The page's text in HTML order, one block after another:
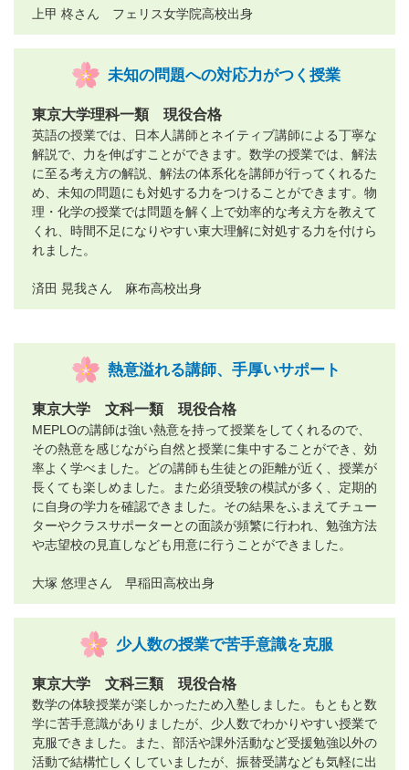
上甲 柊さん フェリス女学院高校出身
未知の問題への対応力がつく授業
東京大学理科一類 現役合格
英語の授業では、日本人講師とネイティブ講師による丁寧な
解説で、力を伸ばすことができます。数学の授業では、解法
に至る考え方の解説、解法の体系化を講師が行ってくれるた
め、未知の問題にも対処する力をつけることができます。物
理・化学の授業では問題を解く上で効率的な考え方を教えて
くれ、時間不足になりやすい東大理解に対処する力を付けら
れました。
済田 晃我さん 麻布高校出身
熱意溢れる講師、手厚いサポート
東京大学 文科一類 現役合格
MEPLOの講師は強い熱意を持って授業をしてくれるので、
その熱意を感じながら自然と授業に集中することができ、効
率よく学べました。どの講師も生徒との距離が近く、授業が
長くても楽しめました。また必須受験の模試が多く、定期的
に自身の学力を確認できました。その結果をふまえてチュー
ターやクラスサポーターとの面談が頻繁に行われ、勉強方法
や志望校の見直しなども用意に行うことができました。
大塚 悠理さん 早稲田高校出身
少人数の授業で苦手意識を克服
東京大学 文科三類 現役合格
数学の体験授業が楽しかったため入塾しました。もともと数
学に苦手意識がありましたが、少人数でわかりやすい授業で
克服できました。また、部活や課外活動など受援勉強以外の
活動で結構忙しくしていましたが、振替受講なども気軽に出